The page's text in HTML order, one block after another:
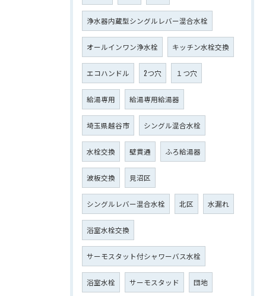
浄水器内蔵型シングルレバー混合水栓
オールインワン浄水栓 キッチン水栓交換
エコハンドル 2つ穴 １つ穴
給湯専用 給湯専用給湯器
埼玉県越谷市 シングル混合水栓
水栓交換 壁貫通 ふろ給湯器
波板交換 見沼区
シングルレバー混合水栓 北区 水漏れ
浴室水栓交換
サーモスタット付シャワーバス水栓
浴室水栓 サーモスタッド 団地